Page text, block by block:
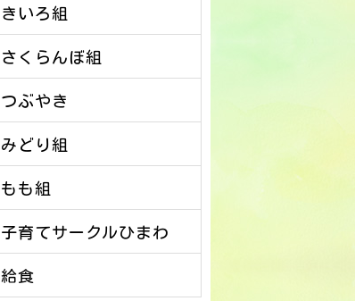
きいろ組
さくらんぼ組
つぶやき
みどり組
もも組
子育てサークルひまわ
り
給食